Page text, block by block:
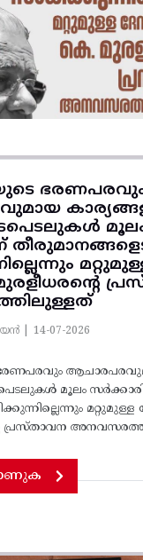
മുരളീധരന്റെ
| 14-07-2026
മൂലം
മറ്റുമുള്ള
പ്രസ്താവന